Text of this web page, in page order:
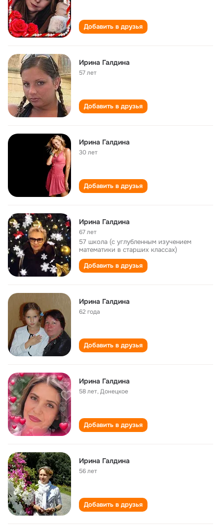
Добавить в друзья
Ирина Галдина
57 лет
Добавить в друзья
Ирина Галдина
30 лет
Добавить в друзья
Ирина Галдина
67 лет
57 школа (с углубленным изучением
математики в старших классах)
Добавить в друзья
Ирина Галдина
62 года
Добавить в друзья
Ирина Галдина
58 лет,Донецкое
Добавить в друзья
Ирина Галдина
56 лет
Добавить в друзья